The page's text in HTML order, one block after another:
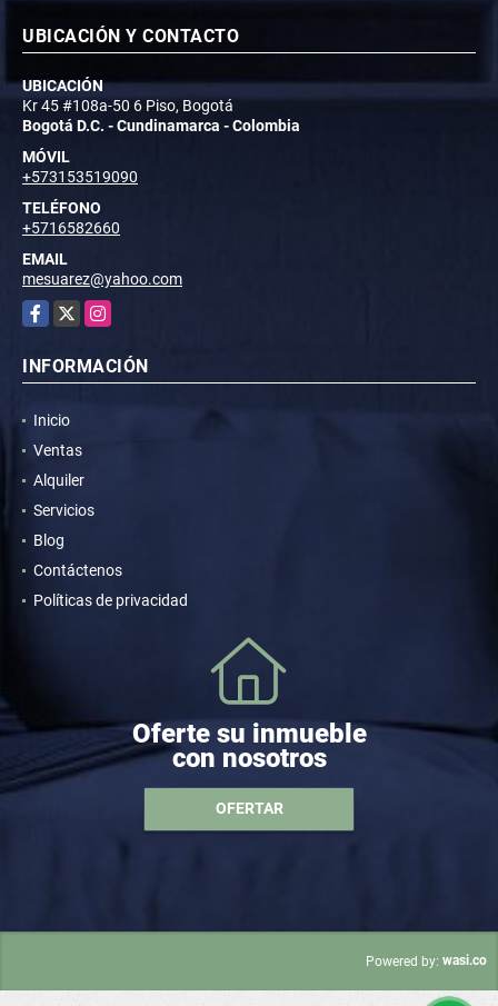
UBICACIÓN Y CONTACTO
UBICACIÓN
Kr 45 #108a-50 6 Piso, Bogotá
Bogotá D.C. - Cundinamarca - Colombia
MÓVIL
+573153519090
TELÉFONO
+5716582660
EMAIL
mesuarez@yahoo.com
Facebook
X Instagram
INFORMACIÓN
Inicio
Ventas
Alquiler
Servicios
Blog
Contáctenos
Políticas de privacidad
Oferte su inmueble
con nosotros
OFERTAR
Powered by: wasi.co